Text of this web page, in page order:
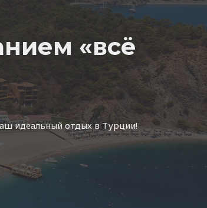
«всё
идеальный отдых в Турции!